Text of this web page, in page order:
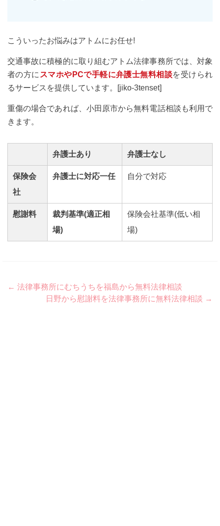
こういったお悩みはアトムにお任せ!
交通事故に積極的に取り組むアトム法律事務所では、対象
者の方に スマホやPCで手軽に弁護士無料相談を受けられ
るサービスを提供しています。[jiko-3tenset]
重傷の場合であれば、小田原市から無料電話相談も利用で
きます。
弁護士あり 弁護士なし
保険会
社
弁護士に対応一任 自分で対応
慰謝料
裁判基準(適正相
場)
保険会社基準(低い相
場)
Post
navigation
← 法律事務所にむちうちを福島から無料法律相談
日野から慰謝料を法律事務所に無料法律相談 →